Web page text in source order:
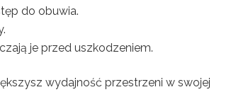
do obuwia.
je przed uszkodzeniem.
wydajność przestrzeni w swojej